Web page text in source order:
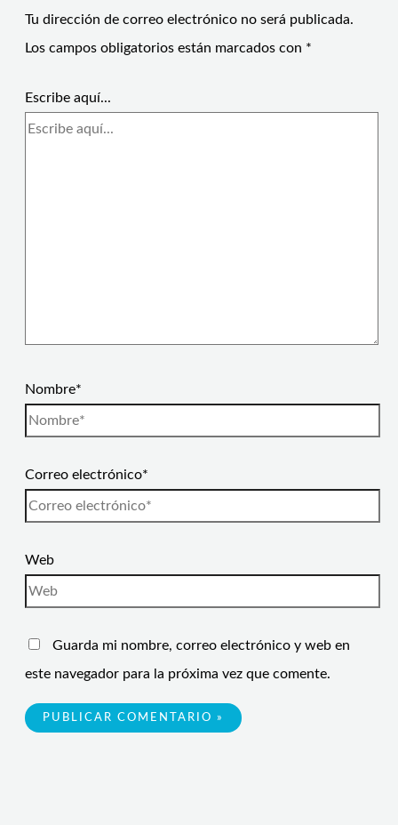
Tu dirección de correo electrónico no será publicada.
Los campos obligatorios están marcados con *
Escribe aquí...
Nombre*
Correo electrónico*
Web
Guarda mi nombre, correo electrónico y web en
este navegador para la próxima vez que comente.